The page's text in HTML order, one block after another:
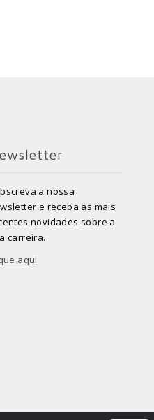
a nossa
e receba as mais
novidades sobre a
carreira.
aqui